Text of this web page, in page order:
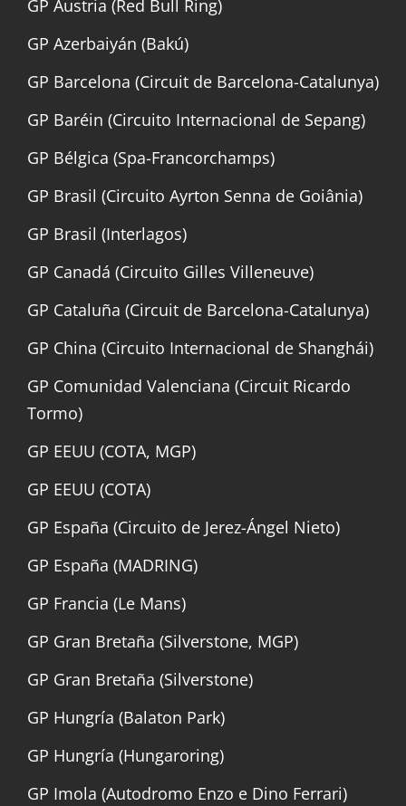
GP Austria (Red Bull Ring)
GP Azerbaiyán (Bakú)
GP Barcelona (Circuit de Barcelona-Catalunya)
GP Baréin (Circuito Internacional de Sepang)
GP Bélgica (Spa-Francorchamps)
GP Brasil (Circuito Ayrton Senna de Goiânia)
GP Brasil (Interlagos)
GP Canadá (Circuito Gilles Villeneuve)
GP Cataluña (Circuit de Barcelona-Catalunya)
GP China (Circuito Internacional de Shanghái)
GP Comunidad Valenciana (Circuit Ricardo
Tormo)
GP EEUU (COTA, MGP)
GP EEUU (COTA)
GP España (Circuito de Jerez-Ángel Nieto)
GP España (MADRING)
GP Francia (Le Mans)
GP Gran Bretaña (Silverstone, MGP)
GP Gran Bretaña (Silverstone)
GP Hungría (Balaton Park)
GP Hungría (Hungaroring)
GP Imola (Autodromo Enzo e Dino Ferrari)